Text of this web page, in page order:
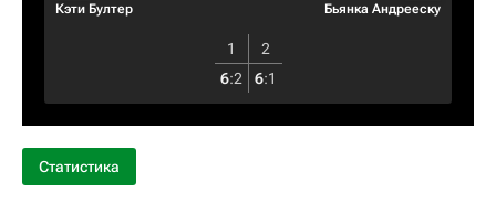
Кэти Бултер Бьянка Андрееску
1
2
6:2 6:1
Статистика